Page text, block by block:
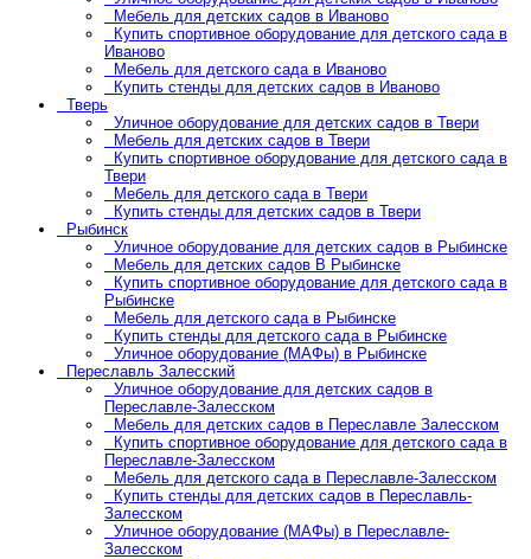
Мебель для детских садов в Иваново
Купить спортивное оборудование для детского сада в
Иваново
Мебель для детского сада в Иваново
Купить стенды для детских садов в Иваново
Тверь
Уличное оборудование для детских садов в Твери
Мебель для детских садов в Твери
Купить спортивное оборудование для детского сада в
Твери
Мебель для детского сада в Твери
Купить стенды для детских садов в Твери
Рыбинск
Уличное оборудование для детских садов в Рыбинске
Мебель для детских садов В Рыбинске
Купить спортивное оборудование для детского сада в
Рыбинске
Мебель для детского сада в Рыбинске
Купить стенды для детского сада в Рыбинске
Уличное оборудование (МАФы) в Рыбинске
Переславль Залесский
Уличное оборудование для детских садов в
Переславле-Залесском
Мебель для детских садов в Переславле Залесском
Купить спортивное оборудование для детского сада в
Переславле-Залесском
Мебель для детского сада в Переславле-Залесском
Купить стенды для детских садов в Переславль-
Залесском
Уличное оборудование (МАФы) в Переславле-
Залесском